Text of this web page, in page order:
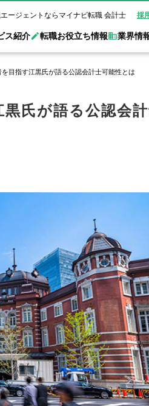
ージェントならマイナビ転職 会計士 採
ス紹介
Web面談サービス
転職お役立ち情報
転
業界情
業界トピックス
業界別求人情報
を目指す江黒氏が語る公認会計士可能性とは
氏が語る公認会